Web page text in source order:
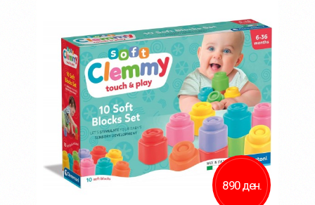
Додај во желби
Додај за споредба
890 ден.